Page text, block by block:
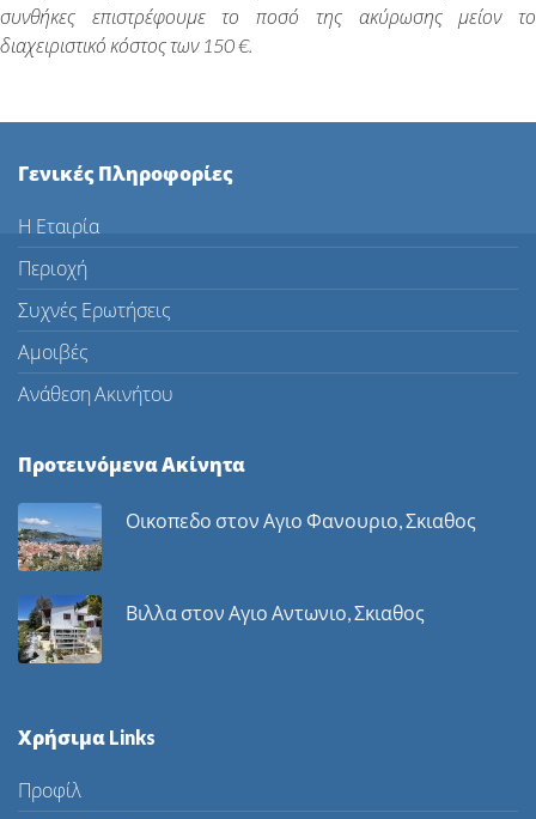
συνθήκες επιστρέφουμε το ποσό της ακύρωσης μείον το
διαχειριστικό κόστος των 150 €.
Γενικές Πληροφορίες
Η Εταιρία
Περιοχή
Συχνές Ερωτήσεις
Αμοιβές
Ανάθεση Ακινήτου
Προτεινόμενα Ακίνητα
Οικοπεδο στον Αγιο Φανουριο, Σκιαθος
Βιλλα στον Αγιο Αντωνιο, Σκιαθος
Χρήσιμα Links
Προφίλ